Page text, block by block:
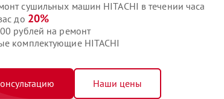
сушильных машин HITACHI в течении часа
до 20%
рублей на ремонт
комплектующие HITACHI
Наши цены